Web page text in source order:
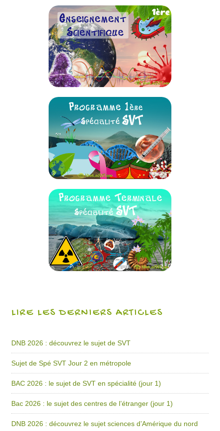
LIRE LES DERNIERS ARTICLES
DNB 2026 : découvrez le sujet de SVT
Sujet de Spé SVT Jour 2 en métropole
BAC 2026 : le sujet de SVT en spécialité (jour 1)
Bac 2026 : le sujet des centres de l’étranger (jour 1)
DNB 2026 : découvrez le sujet sciences d’Amérique du nord